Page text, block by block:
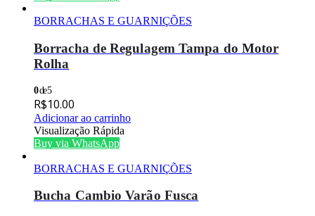
BORRACHAS E GUARNIÇÕES
Borracha de Regulagem Tampa do Motor
Rolha
0de 5
R$10.00
Adicionar ao carrinho
Visualização Rápida
Buy via WhatsApp
BORRACHAS E GUARNIÇÕES
Bucha Cambio Varão Fusca